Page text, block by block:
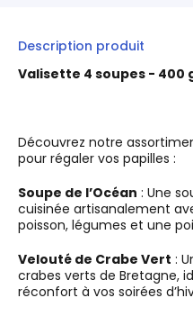
Description produit
Valisette 4 soupes - 400
Découvrez notre
pour régaler vos papilles :
Soupe de l’Océan : Une
cuisinée artisanalement
poisson, légumes et une
Velouté de Crabe Vert :
crabes verts de Bretagne,
réconfort à vos soirées